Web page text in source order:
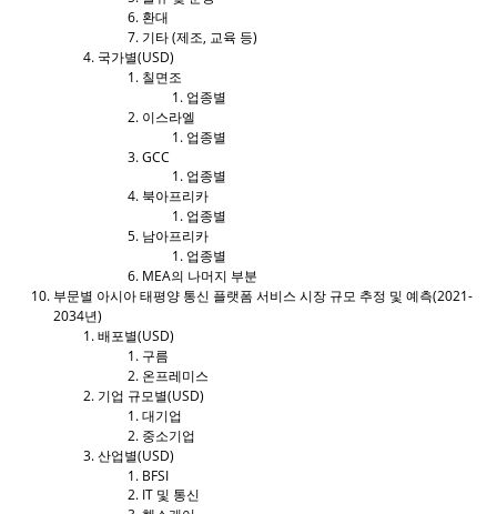
환대
기타 (제조, 교육 등)
국가별(USD)
칠면조
업종별
이스라엘
업종별
GCC
업종별
북아프리카
업종별
남아프리카
업종별
MEA의 나머지 부분
부문별 아시아 태평양 통신 플랫폼 서비스 시장 규모 추정 및 예측(2021-
2034년)
배포별(USD)
구름
온프레미스
기업 규모별(USD)
대기업
중소기업
산업별(USD)
BFSI
IT 및 통신